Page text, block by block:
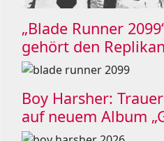
„Blade Runner
gehört den
Boy Harsher:
auf neuem Album